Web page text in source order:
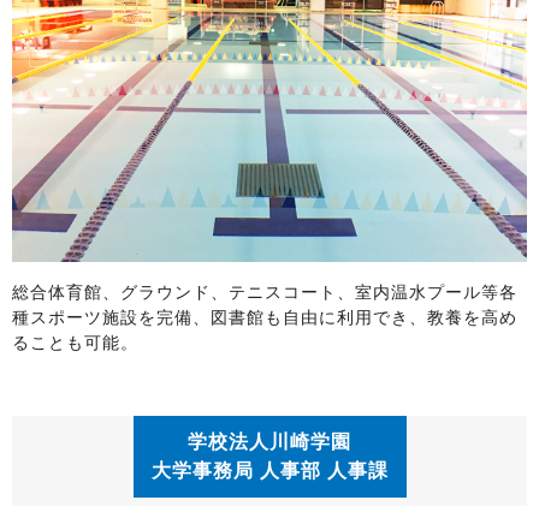
総合体育館、グラウンド、テニスコート、室内温水プール等各
種スポーツ施設を完備、図書館も自由に利用でき、教養を高め
ることも可能。
学校法人川崎学園
大学事務局 人事部 人事課